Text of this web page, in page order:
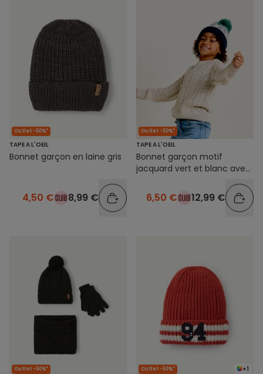
Outlet -50%*
TAPE A L'OEIL
Bonnet garçon en laine gris
4,50 € 8,99 €
Outlet -50%*
TAPE A L'OEIL
Bonnet garçon motif
jacquard vert et blanc avec
6,50 € 12,99 €
Outlet -50%* +1
Outlet -50%*